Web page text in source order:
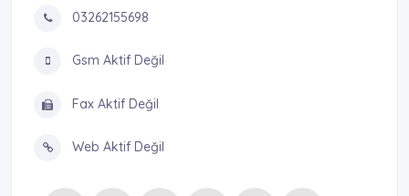
03262155698
Gsm Aktif Değil
Fax Aktif Değil
Web Aktif Değil